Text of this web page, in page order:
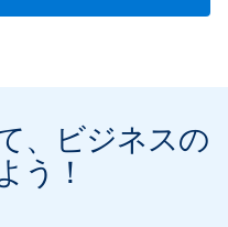
、ビジネスの
う！